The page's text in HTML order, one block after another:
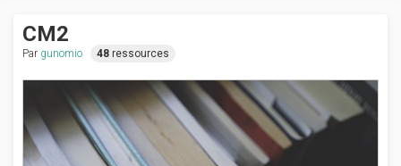
CM2
Par gunomio 48 ressources